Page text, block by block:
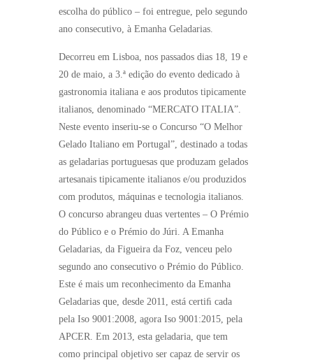
escolha do público – foi entregue, pelo segundo
ano consecutivo, à Emanha Geladarias.
Decorreu em Lisboa, nos passados dias 18, 19 e
20 de maio, a 3.ª edição do evento dedicado à
gastronomia italiana e aos produtos tipicamente
italianos, denominado “MERCATO ITALIA”.
Neste evento inseriu-se o Concurso “O Melhor
Gelado Italiano em Portugal”, destinado a todas
as geladarias portuguesas que produzam gelados
artesanais tipicamente italianos e/ou produzidos
com produtos, máquinas e tecnologia italianos.
O concurso abrangeu duas vertentes – O Prémio
do Público e o Prémio do Júri. A Emanha
Geladarias, da Figueira da Foz, venceu pelo
segundo ano consecutivo o Prémio do Público.
Este é mais um reconhecimento da Emanha
Geladarias que, desde 2011, está certiﬁ cada
pela Iso 9001:2008, agora Iso 9001:2015, pela
APCER. Em 2013, esta geladaria, que tem
como principal objetivo ser capaz de servir os